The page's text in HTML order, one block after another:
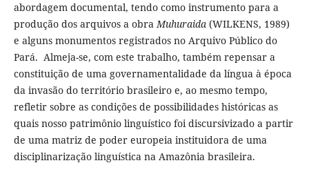
abordagem documental, tendo como instrumento para a
produção dos arquivos a obraMuhuraida(WILKENS, 1989)
e alguns monumentos registrados no Arquivo Público do
Pará. Almeja-se, com este trabalho, também repensar a
constituição de uma governamentalidade da língua à época
da invasão do território brasileiro e, ao mesmo tempo,
refletir sobre as condições de possibilidades históricas as
quais nosso patrimônio linguístico foi discursivizado a partir
de uma matriz de poder europeia instituidora de uma
disciplinarização linguística na Amazônia brasileira.